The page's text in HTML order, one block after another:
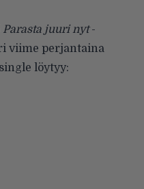
Parasta juuri nyt-
viime perjantaina
löytyy: